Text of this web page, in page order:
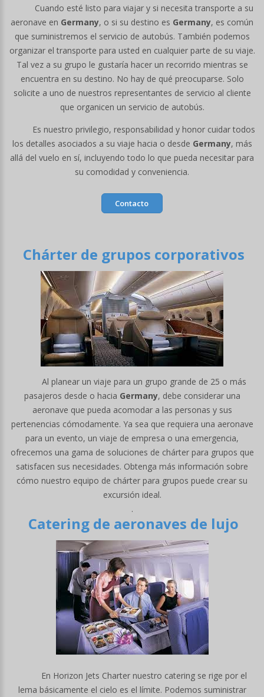
Cuando esté listo para viajar y si necesita transporte a su
aeronave en Germany, o si su destino es Germany, es común
que suministremos el servicio de autobús. También podemos
organizar el transporte para usted en cualquier parte de su viaje.
Tal vez a su grupo le gustaría hacer un recorrido mientras se
encuentra en su destino. No hay de qué preocuparse. Solo
solicite a uno de nuestros representantes de servicio al cliente
que organicen un servicio de autobús.
Es nuestro privilegio, responsabilidad y honor cuidar todos
los detalles asociados a su viaje hacia o desde Germany, más
allá del vuelo en sí, incluyendo todo lo que pueda necesitar para
su comodidad y conveniencia.
Contacto
Chárter de grupos corporativos
Al planear un viaje para un grupo grande de 25 o más
pasajeros desde o hacia Germany, debe considerar una
aeronave que pueda acomodar a las personas y sus
pertenencias cómodamente. Ya sea que requiera una aeronave
para un evento, un viaje de empresa o una emergencia,
ofrecemos una gama de soluciones de chárter para grupos que
satisfacen sus necesidades. Obtenga más información sobre
cómo nuestro equipo de chárter para grupos puede crear su
excursión ideal.
.
Catering de aeronaves de lujo
En Horizon Jets Charter nuestro catering se rige por el
lema básicamente el cielo es el límite. Podemos suministrar